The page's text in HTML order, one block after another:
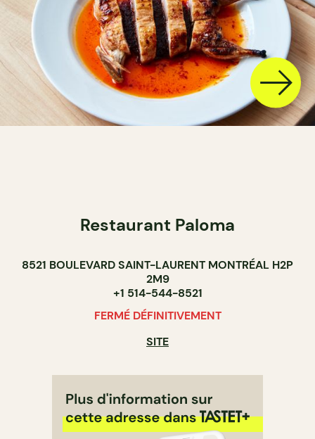
Restaurant Paloma
8521 BOULEVARD SAINT-LAURENT MONTRÉAL H2P
2M9
+1 514-544-8521
FERMÉ DÉFINITIVEMENT
SITE